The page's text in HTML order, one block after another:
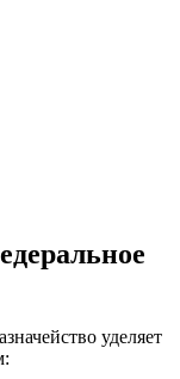
уделяет